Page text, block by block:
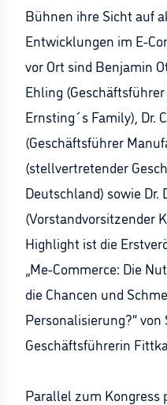
Bühnen ihre Sicht auf
Entwicklungen im E-
vor Ort sind Benjamin
Ehling
Ernsting´s Family), Dr.
(Geschäftsführer
(stellvertretender
Deutschland) sowie Dr.
(Vorstandvorsitzender
Highlight ist die
„Me-Commerce: Die
die Chancen und
Personalisierung?“
Geschäftsführerin
Parallel zum Kongress